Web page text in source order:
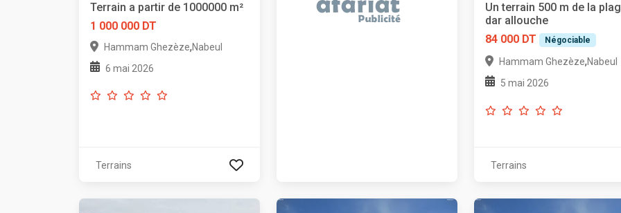
Terrain a partir de 1000000 m²
1 000 000 DT
Hammam Ghezèze,Nabeul
6 mai 2026
Terrains
Un terrain 500 m de la
dar allouche
84 000 DT
Négociable
Hammam Ghezèze,Nabeul
5 mai 2026
Terrains